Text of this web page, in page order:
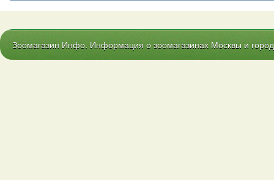
Зоомагазин Инфо. Информация о зоомагазинах Москвы и